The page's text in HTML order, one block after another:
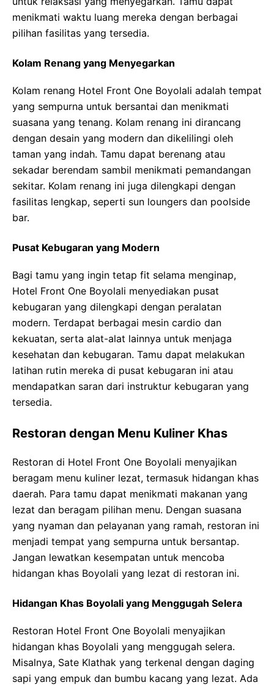
menikmati waktu luang mereka dengan berbagai
pilihan fasilitas yang tersedia.
Kolam Renang yang Menyegarkan
Kolam renang Hotel Front One Boyolali adalah tempat
yang sempurna untuk bersantai dan menikmati
suasana yang tenang. Kolam renang ini dirancang
dengan desain yang modern dan dikelilingi oleh
taman yang indah. Tamu dapat berenang atau
sekadar berendam sambil menikmati pemandangan
sekitar. Kolam renang ini juga dilengkapi dengan
fasilitas lengkap, seperti sun loungers dan poolside
bar.
Pusat Kebugaran yang Modern
Bagi tamu yang ingin tetap fit selama menginap,
Hotel Front One Boyolali menyediakan pusat
kebugaran yang dilengkapi dengan peralatan
modern. Terdapat berbagai mesin cardio dan
kekuatan, serta alat-alat lainnya untuk menjaga
kesehatan dan kebugaran. Tamu dapat melakukan
latihan rutin mereka di pusat kebugaran ini atau
mendapatkan saran dari instruktur kebugaran yang
tersedia.
Restoran dengan Menu Kuliner Khas
Restoran di Hotel Front One Boyolali menyajikan
beragam menu kuliner lezat, termasuk hidangan khas
daerah. Para tamu dapat menikmati makanan yang
lezat dan beragam pilihan menu. Dengan suasana
yang nyaman dan pelayanan yang ramah, restoran ini
menjadi tempat yang sempurna untuk bersantap.
Jangan lewatkan kesempatan untuk mencoba
hidangan khas Boyolali yang lezat di restoran ini.
Hidangan Khas Boyolali yang Menggugah Selera
Restoran Hotel Front One Boyolali menyajikan
hidangan khas Boyolali yang menggugah selera.
Misalnya, Sate Klathak yang terkenal dengan daging
sapi yang empuk dan bumbu kacang yang lezat. Ada